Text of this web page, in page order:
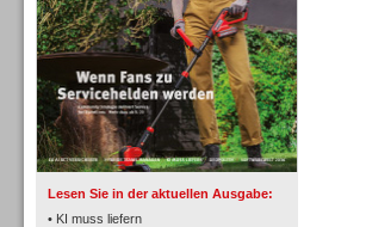
Lesen Sie in der aktuellen Ausgabe:
• KI muss liefern
TK- und ACD-Systeme